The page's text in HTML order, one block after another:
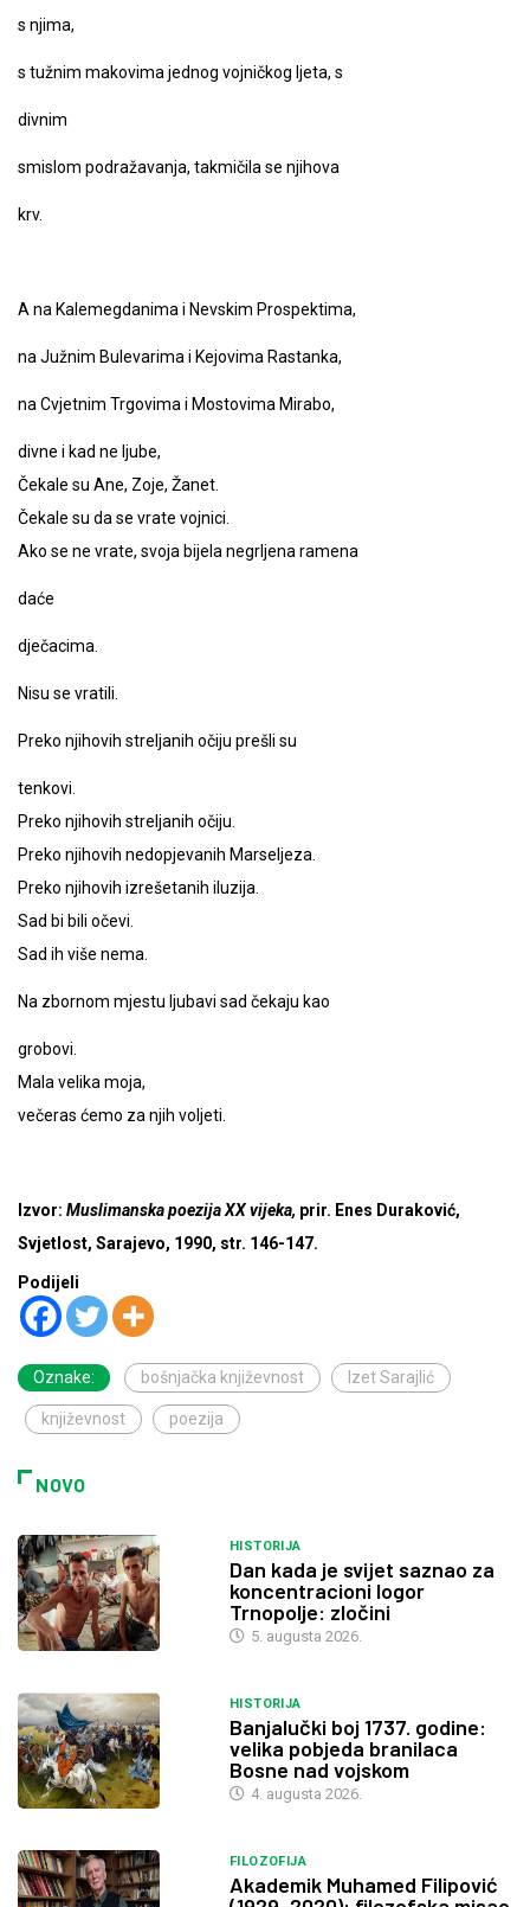
s njima,
s tužnim makovima jednog vojničkog ljeta, s
divnim
smislom podražavanja, takmičila se njihova
krv.
A na Kalemegdanima i Nevskim Prospektima,
na Južnim Bulevarima i Kejovima Rastanka,
na Cvjetnim Trgovima i Mostovima Mirabo,
divne i kad ne ljube,
Čekale su Ane, Zoje, Žanet.
Čekale su da se vrate vojnici.
Ako se ne vrate, svoja bijela negrljena ramena
daće
dječacima.
Nisu se vratili.
Preko njihovih streljanih očiju prešli su
tenkovi.
Preko njihovih streljanih očiju.
Preko njihovih nedopjevanih Marseljeza.
Preko njihovih izrešetanih iluzija.
Sad bi bili očevi.
Sad ih više nema.
Na zbornom mjestu ljubavi sad čekaju kao
grobovi.
Mala velika moja,
večeras ćemo za njih voljeti.
Izvor: Muslimanska poezija XX vijeka, prir. Enes Duraković,
Svjetlost, Sarajevo, 1990, str. 146-147.
Podijeli
Oznake: bošnjačka književnost Izet Sarajlić
književnost poezija
NOVO
HISTORIJA
Dan kada je svijet saznao za
koncentracioni logor
Trnopolje: zločini
5. augusta 2026.
HISTORIJA
Banjalučki boj 1737. godine:
velika pobjeda branilaca
Bosne nad vojskom
4. augusta 2026.
FILOZOFIJA
Akademik Muhamed Filipović